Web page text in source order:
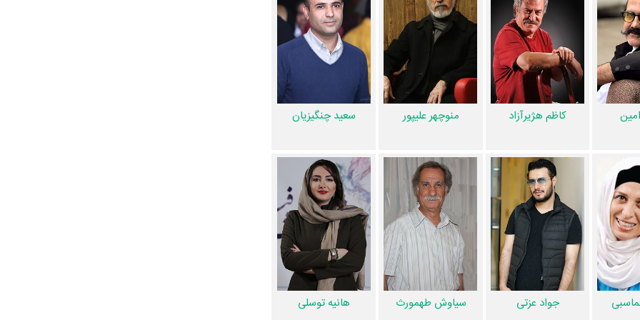
و نکات جذابی را می‌توان بیان کرد. براساس آمارها سریال زخم کاری به طور متوسط
نیوشا علیپور مرتضی امینی‌تباردر حرفه بازیگری محسوب
سارا حاتمی
مه‌یاس
را در این اثر تجربه کرده است. در میان بازیگران زخم کاری نیز 126 همکاریِ اول رخ داده، به‌عبارت دیگر در این
سارا حاتمی
چنگیزیان الهه حصاریومائده طهماسبی رعنا آزادی‌ور و سیاوش طهمورث.
عوامل تولید و بازیگران زخم کاری در اینستاگرام نیز فعال هستند و مجموع میزان فالوئرهای اینستاگرام 10 نفر از این هنرمندان به بیش از 5،560،494 نفر
کاظم هژیرآزاد منوچهر علیپور سعید چنگیزیان
جواد عزتی سیاوش طهمورث هانیه توسلی